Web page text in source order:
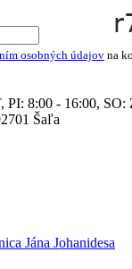
osobných údajov na
PI: 8:00 - 16:00, SO:
Šaľa